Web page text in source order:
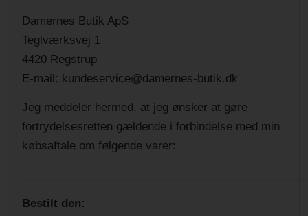
Damernes Butik ApS
Teglværksvej 1
4420 Regstrup
E-mail: kundeservice@damernes-butik.dk
Jeg meddeler hermed, at jeg ønsker at gøre
fortrydelsesretten gældende i forbindelse med min
købsaftale om følgende varer:
Bestilt den: